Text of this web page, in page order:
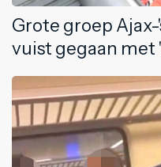
Grote groep
vuist gegaan met